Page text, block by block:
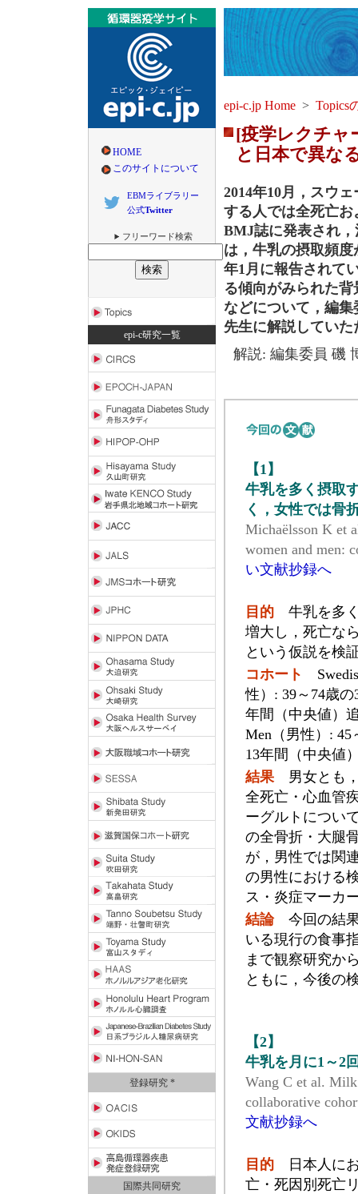
HOME
このサイトについて
EBMライブラリー
公式Twitter
フリーワード検索
epi-c研究一覧
登録研究 *
国際共同研究
epi-c.jp Home > Topics
[疫学レクチャ
と日本で異な
2014年10月，スウ
する人では全死亡
BMJ誌に発表され
は，牛乳の摂取頻
年1月に報告されて
る傾向がみられた
などについて，編
先生に解説してい
解説: 編集委員 磯
【1】
牛乳を多く摂取
く，女性では骨
Michaëlsson K et
women and men:
い文献抄録へ
目的 牛乳を多
増大し，死亡な
という仮説を検
コホート
性）: 39～74歳の
年間（中央値）
Men（男性）: 45
13年間（中央値
結果男女とも，
全死亡・心血管
ーグルトについ
の全骨折・大腿
が，男性では関
の男性における
ス・炎症マーカ
結論今回の結果
いる現行の食事
まで観察研究か
ともに，今後の
【2】
牛乳を月に1～2
Wang C et al.
collaborative
文献抄録へ
目的 日本人に
亡・死因別死亡